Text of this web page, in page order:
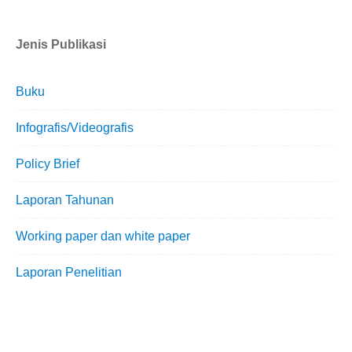
Jenis Publikasi
Buku
Infografis/Videografis
Policy Brief
Laporan Tahunan
Working paper dan white paper
Laporan Penelitian